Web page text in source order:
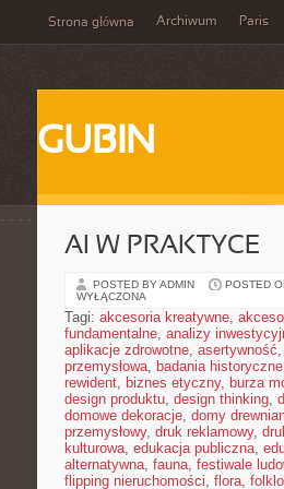
Strona główna Archiwum Paris
GUBIN
AI W PRAKTYCE
POSTED BY ADMIN POSTED
WYŁĄCZONA
Tagi: akcesoria kreatywne,
fundamentalne, analizy
aplikacje zdrowotne, asertywność,
przemysłowa, badania historyczne
rewident, biznes etyczny, burza
design produktu, design thinking,
domowe dekoracje, domy
przemysłowy, druk reklamowy,
kulturowa, edukacja publiczna,
alternatywna, fauna, festiwale
flipping nieruchomości, flora,